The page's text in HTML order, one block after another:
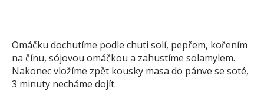
Omáčku dochutíme podle chuti solí, pepřem, kořením
na čínu, sójovou omáčkou a zahustíme solamylem.
Nakonec vložíme zpět kousky masa do pánve se soté,
3 minuty necháme dojít.